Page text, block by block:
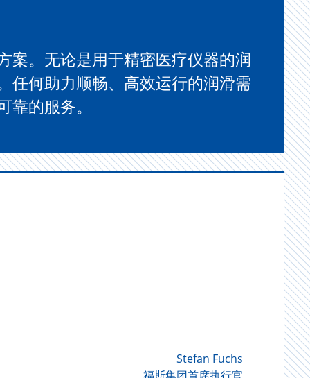
案。无论是用于精密医疗仪器的润
任何助力顺畅、高效运行的润滑需
的服务。
Stefan Fuchs